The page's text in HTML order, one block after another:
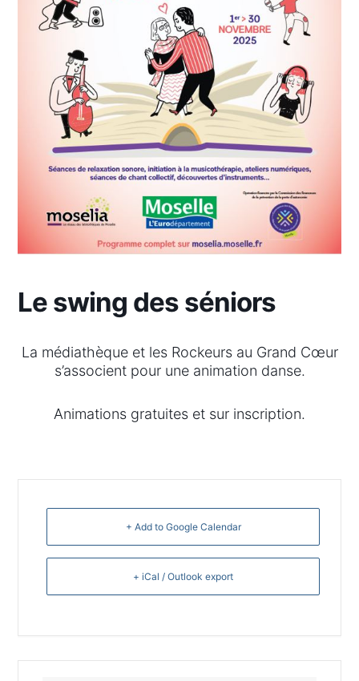
Le swing des séniors
La médiathèque et les Rockeurs au Grand Cœur
s’associent pour une animation danse.
Animations gratuites et sur inscription.
+ Add to Google Calendar
+ iCal / Outlook export